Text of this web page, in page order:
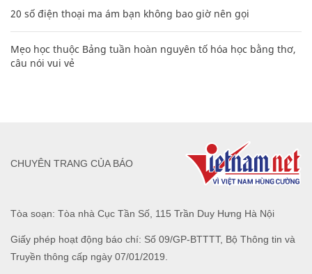
20 số điện thoại ma ám bạn không bao giờ nên gọi
Mẹo học thuộc Bảng tuần hoàn nguyên tố hóa học bằng thơ,
câu nói vui vẻ
Tòa soạn: Tòa nhà Cục Tần Số, 115 Trần Duy Hưng Hà Nội
Giấy phép hoạt động báo chí: Số 09/GP-BTTTT, Bộ Thông tin và
Truyền thông cấp ngày 07/01/2019.
CHUYÊN TRANG CỦA BÁO